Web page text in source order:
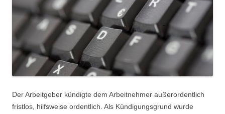
Der Arbeitgeber kündigte dem Arbeitnehmer außerordentlich
fristlos, hilfsweise ordentlich. Als Kündigungsgrund wurde